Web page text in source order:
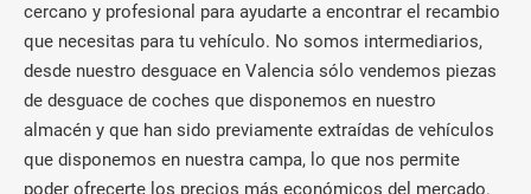
cercano y profesional para ayudarte a encontrar el recambio
que necesitas para tu vehículo. No somos intermediarios,
desde nuestro desguace en Valencia sólo vendemos piezas
de desguace de coches que disponemos en nuestro
almacén y que han sido previamente extraídas de vehículos
que disponemos en nuestra campa, lo que nos permite
poder ofrecerte los precios más económicos del mercado.